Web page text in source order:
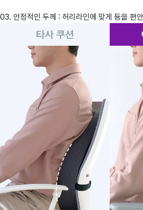
03. 안정적인 두께 : 허리라인에 맞게 등을 편